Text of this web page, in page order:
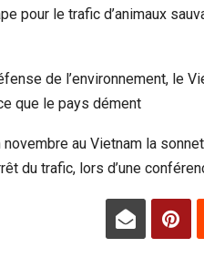
pour le trafic d’animaux
de l’environnement, le
que le pays dément.
au Vietnam la
du trafic, lors d’une